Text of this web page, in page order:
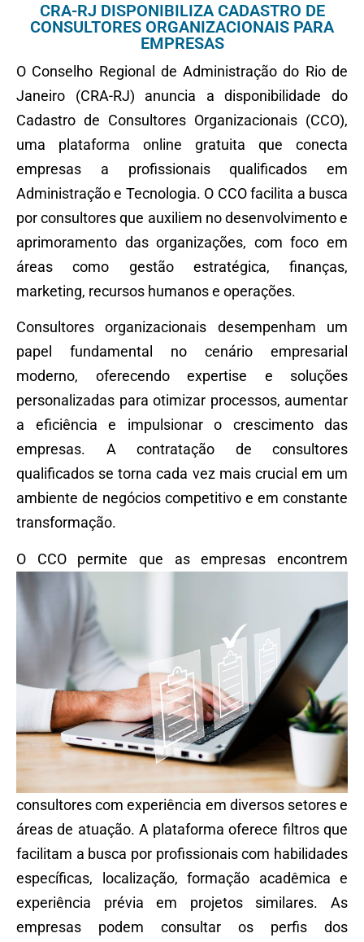
CRA-RJ DISPONIBILIZA CADASTRO DE
CONSULTORES ORGANIZACIONAIS PARA
EMPRESAS
O Conselho Regional de Administração do Rio de
Janeiro (CRA-RJ) anuncia a disponibilidade do
Cadastro de Consultores Organizacionais (CCO),
uma plataforma online gratuita que conecta
empresas a profissionais qualificados em
Administração e Tecnologia. O CCO facilita a busca
por consultores que auxiliem no desenvolvimento e
aprimoramento das organizações, com foco em
áreas como gestão estratégica, finanças,
marketing, recursos humanos e operações.
Consultores organizacionais desempenham um
papel fundamental no cenário empresarial
moderno, oferecendo expertise e soluções
personalizadas para otimizar processos, aumentar
a eficiência e impulsionar o crescimento das
empresas. A contratação de consultores
qualificados se torna cada vez mais crucial em um
ambiente de negócios competitivo e em constante
transformação.
O CCO permite que asempresas encontrem
consultores com experiência em diversos setores e
áreas de atuação. A plataforma oferece filtros que
facilitam a busca por profissionais com habilidades
específicas, localização, formação acadêmica e
experiência prévia em projetos similares. As
empresas podem consultar os perfis dos